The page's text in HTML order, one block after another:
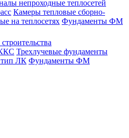
непроходные теплосетей
Камеры тепловые сборно-
на теплосетях Фундаменты ФМ
Трехлучевые фундаменты
ЛК Фундаменты ФМ